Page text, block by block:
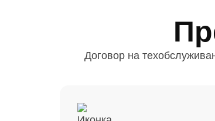
Договор на